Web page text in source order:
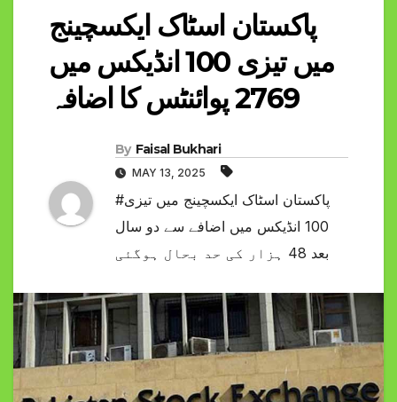
پاکستان اسٹاک ایکسچینج
میں تیزی 100 انڈیکس میں
2769 پوائنٹس کا اضافہ
By Faisal Bukhari
MAY 13, 2025
#پاکستان اسٹاک ایکسچینج میں تیزی
100 انڈیکس میں اضافے سے دو سال
بعد 48 ہزار کی حد بحال ہوگئی